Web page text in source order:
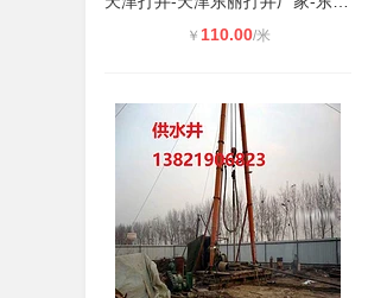
￥ 110.00/米